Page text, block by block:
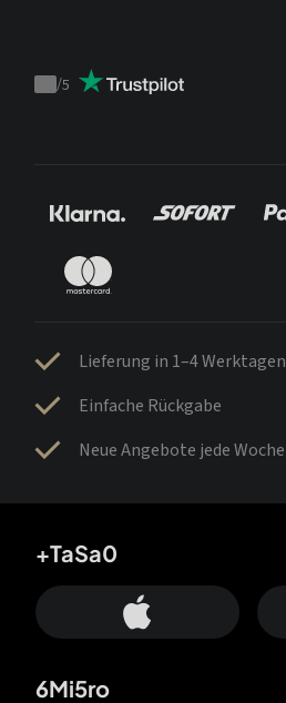
Trustpilot
/5
Lieferung in 1–4 Werktagen
Einfache Rückgabe
Neue Angebote jede Woche
+TaSa0
6Mi5ro